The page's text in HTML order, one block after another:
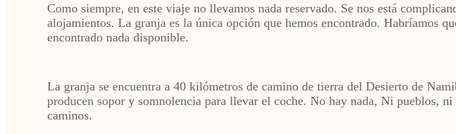
Como siempre, en este viaje no llevamos nada reservado. Se nos está
alojamientos. La granja es la única opción que hemos encontrado. Habríamos
encontrado nada disponible.
La granja se encuentra a 40 kilómetros de camino de tierra del Desierto de
producen sopor y somnolencia para llevar el coche. No hay nada, Ni pueblos,
caminos.